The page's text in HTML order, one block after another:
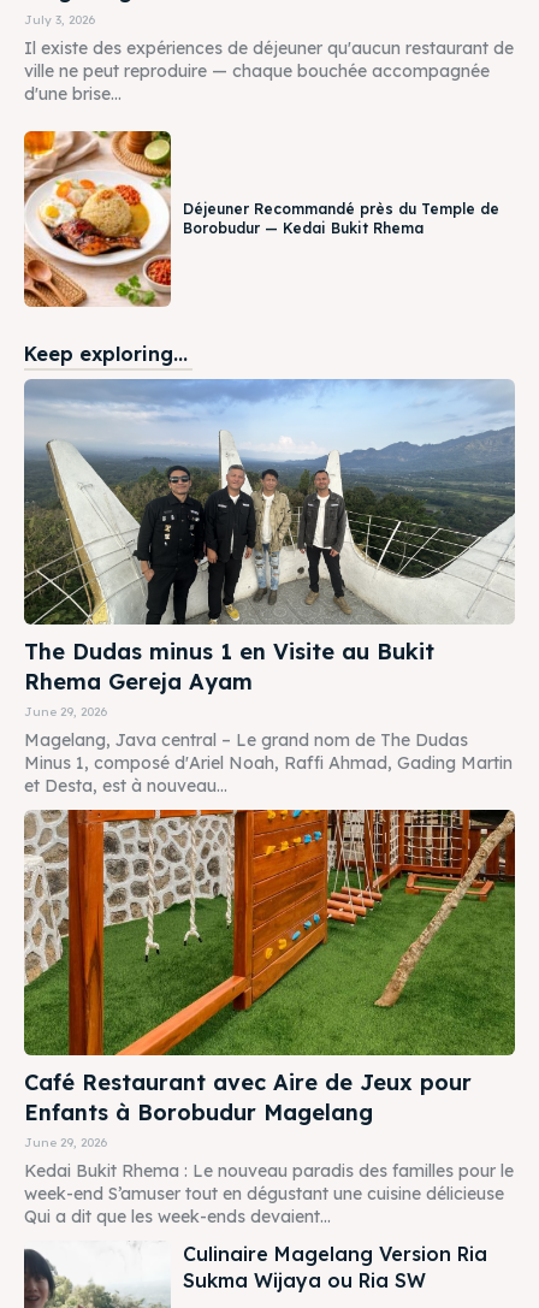
July 3, 2026
Il existe des expériences de déjeuner qu'aucun restaurant de
ville ne peut reproduire — chaque bouchée accompagnée
d'une brise...
Déjeuner Recommandé près du Temple de
Borobudur — Kedai Bukit Rhema
Keep exploring...
The Dudas minus 1 en Visite au Bukit
Rhema Gereja Ayam
June 29, 2026
Magelang, Java central – Le grand nom de The Dudas
Minus 1, composé d'Ariel Noah, Raffi Ahmad, Gading Martin
et Desta, est à nouveau...
Café Restaurant avec Aire de Jeux pour
Enfants à Borobudur Magelang
June 29, 2026
Kedai Bukit Rhema : Le nouveau paradis des familles pour le
week-end S’amuser tout en dégustant une cuisine délicieuse
Qui a dit que les week-ends devaient...
Culinaire Magelang Version Ria
Sukma Wijaya ou Ria SW